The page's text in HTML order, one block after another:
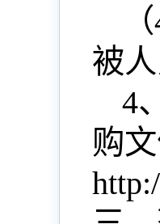
（
被
4、
购